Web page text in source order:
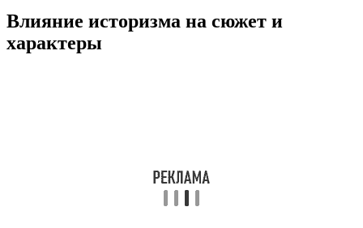
Влияние историзма на сюжет и
характеры